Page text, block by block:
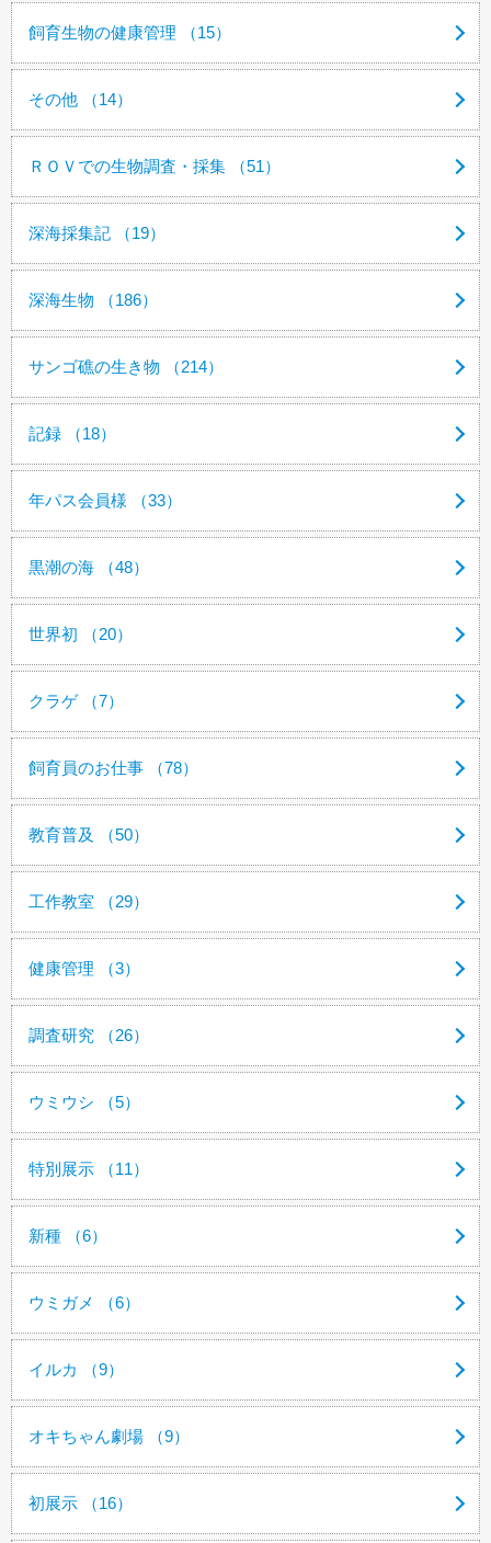
飼育生物の健康管理 （15）
その他 （14）
ＲＯＶでの生物調査・採集 （51）
深海採集記 （19）
深海生物 （186）
サンゴ礁の生き物 （214）
記録 （18）
年パス会員様 （33）
黒潮の海 （48）
世界初 （20）
クラゲ （7）
飼育員のお仕事 （78）
教育普及 （50）
工作教室 （29）
健康管理 （3）
調査研究 （26）
ウミウシ （5）
特別展示 （11）
新種 （6）
ウミガメ （6）
イルカ （9）
オキちゃん劇場 （9）
初展示 （16）